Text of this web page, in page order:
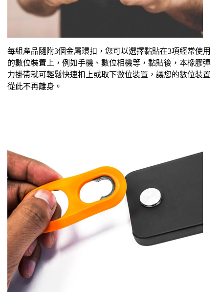
每組產品隨附3個金屬環扣，您可以選擇黏貼在3項經常使用
的數位裝置上，例如手機、數位相機等，黏貼後，本橡膠彈
力掛帶就可輕鬆快速扣上或取下數位裝置，讓您的數位裝置
從此不再離身。